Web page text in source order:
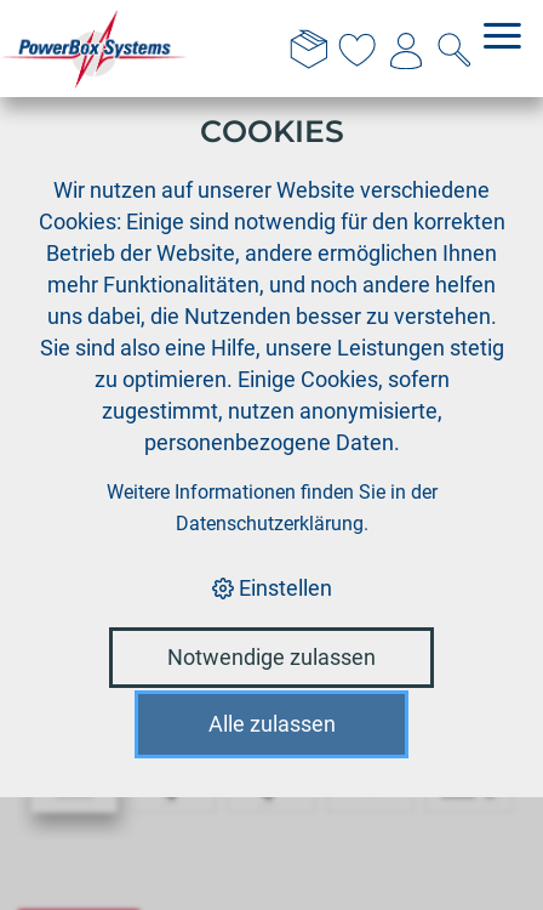
PowerBox Pioneer inkl. MicroSwitch
DIESE WEBSITE VERWENDET
COOKIES
Wir nutzen auf unserer Website verschiedene
Cookies: Einige sind notwendig für den korrekten
Betrieb der Website, andere ermöglichen Ihnen
mehr Funktionalitäten, und noch andere helfen
uns dabei, die Nutzenden besser zu verstehen.
Sie sind also eine Hilfe, unsere Leistungen stetig
zu optimieren. Einige Cookies, sofern
zugestimmt, nutzen anonymisierte,
personenbezogene Daten.
Weitere Informationen finden Sie in der
Datenschutzerklärung.
Einstellen
Notwendige zulassen
Alle zulassen